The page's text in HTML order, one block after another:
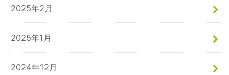
2025年2月
2025年1月
2024年12月